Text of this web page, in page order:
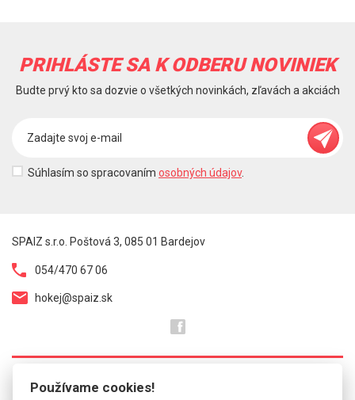
PRIHLÁSTE SA K ODBERU NOVINIEK
Budte prvý kto sa dozvie o všetkých novinkách, zľavách a akciách
Súhlasím so spracovaním osobných údajov.
SPAIZ s.r.o. Poštová 3, 085 01 Bardejov
054/470 67 06
hokej@spaiz.sk
Používame cookies!